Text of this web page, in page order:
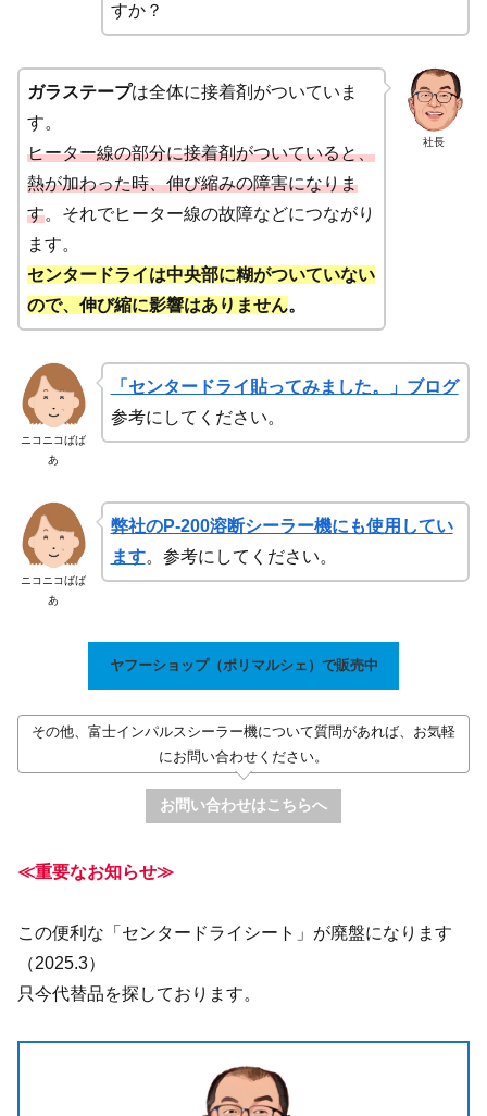
すか？
社長
ガラステープは全体に接着剤がついていま
す。
ヒーター線の部分に接着剤がついていると、
熱が加わった時、伸び縮みの障害になりま
す。それでヒーター線の故障などにつながり
ます。
センタードライは中央部に糊がついていない
ので、伸び縮に影響はありません。
ニコニコばば
あ
「センタードライ貼ってみました。」ブログ
参考にしてください。
ニコニコばば
あ
弊社のP-200溶断シーラー機にも使用してい
ます。参考にしてください。
ヤフーショップ（ポリマルシェ）で販売中
その他、富士インパルスシーラー機について質問があれば、お気軽
にお問い合わせください。
お問い合わせはこちらへ
≪重要なお知らせ≫
この便利な「センタードライシート」が廃盤になります
（2025.3）
只今代替品を探しております。